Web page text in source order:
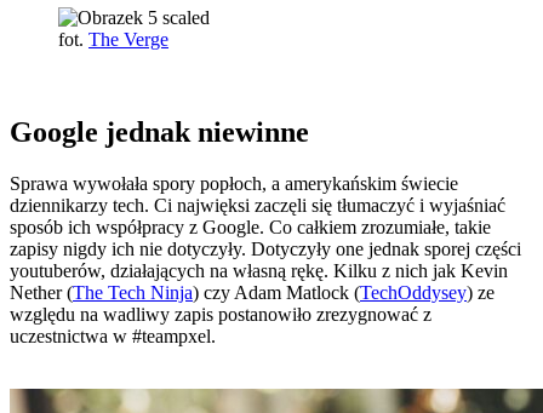
fot. The Verge
Google jednak niewinne
Sprawa wywołała spory popłoch, a amerykańskim świecie
dziennikarzy tech. Ci najwięksi zaczęli się tłumaczyć i wyjaśniać
sposób ich współpracy z Google. Co całkiem zrozumiałe, takie
zapisy nigdy ich nie dotyczyły. Dotyczyły one jednak sporej części
youtuberów, działających na własną rękę. Kilku z nich jak Kevin
Nether (The Tech Ninja) czy Adam Matlock (TechOddysey) ze
względu na wadliwy zapis postanowiło zrezygnować z
uczestnictwa w #teampxel.